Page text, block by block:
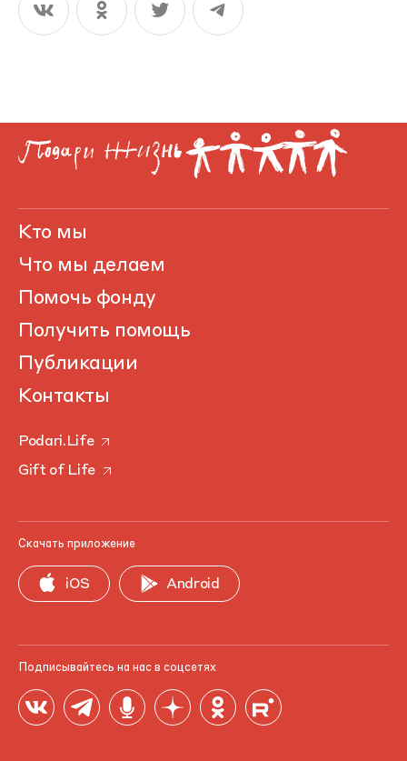
Кто мы
Что мы делаем
Помочь фонду
Получить помощь
Публикации
Контакты
Podari.Life
Gift of Life
Скачать приложение
iOS Android
Подписывайтесь на нас в соцсетях